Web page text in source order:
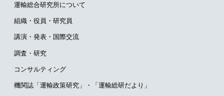
運輸総合研究所について
組織・役員・研究員
講演・発表・国際交流
調査・研究
コンサルティング
機関誌「運輸政策研究」・ 「運輸総研だより」